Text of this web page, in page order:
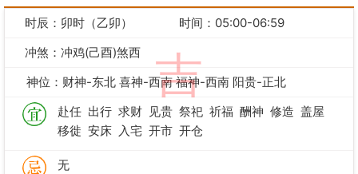
吉
时辰：卯时（乙卯）
时间：05:00-06:59
冲煞：冲鸡(己酉)煞西
神位：财神-东北 喜神-西南 福神-西南 阳贵-正北
赴任 出行 求财 见贵 祭祀 祈福 酬神 修造 盖屋
移徙 安床 入宅 开市 开仓
无